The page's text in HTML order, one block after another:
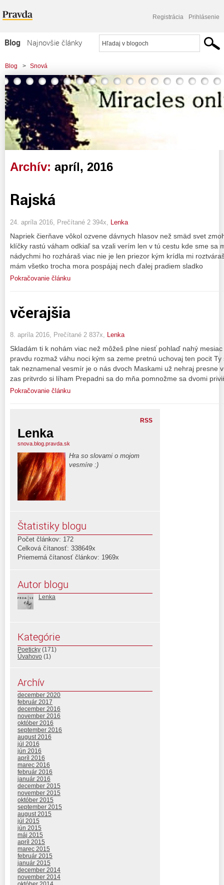
Registrácia Prihlásenie
Blog
Najnovšie články
Najčítanejšie články
Najkomentovanejšie články
Zoznam blogov
Komerčné blogy
Blog > Snová
Archív: apríl, 2016
Rajská
24. apríla 2016, Prečítané 2 394x, Lenka
Napriek čierňave vôkol ozvene dávnych hlasov než smäd svet
klíčky rastú váham odkiaľ sa vzali verím len v tú cestu kde sme sa
nádychmi ho rozháraš viac nie je len priezor kým krídla mi
mám všetko trocha mora pospájaj nech ďalej pradiem sladko
Pokračovanie článku
včerajšia
8. apríla 2016, Prečítané 2 837x, Lenka
Skladám ti k nohám viac než môžeš plne niesť pohlaď nahý
pravdu rozmaž váhu noci kým sa zeme pretnú uchovaj ten pocit
tak neznamenal vesmír je o nás dvoch Maskami už nehraj presne
zas pritvrdo si líham Prepadni sa do mňa pomnožme sa dvomi
Pokračovanie článku
RSS
Lenka
snova.blog.pravda.sk
Hra so slovami o mojom
vesmíre :)
Štatistiky blogu
Počet článkov: 172
Celková čítanosť: 338649x
Priemerná čítanosť článkov: 1969x
Autor blogu
Lenka
Kategórie
Poeticky (171)
Úvahovo (1)
Archív
december 2020
február 2017
december 2016
november 2016
október 2016
september 2016
august 2016
júl 2016
jún 2016
apríl 2016
marec 2016
február 2016
január 2016
december 2015
november 2015
október 2015
september 2015
august 2015
júl 2015
jún 2015
máj 2015
apríl 2015
marec 2015
február 2015
január 2015
december 2014
november 2014